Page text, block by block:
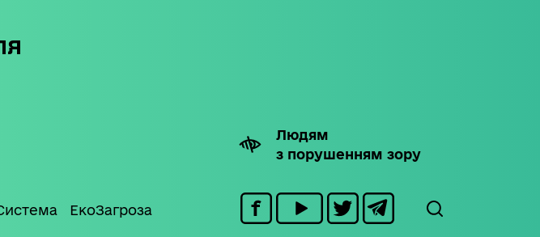
Людям
з порушенням зору
ЕкоЗагроза